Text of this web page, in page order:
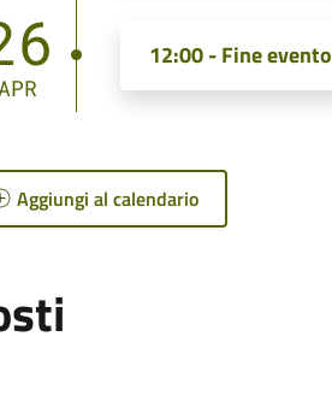
APR
12:00 - Fine evento
Aggiungi al calendario